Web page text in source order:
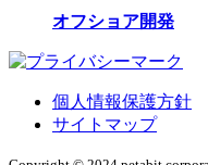
オフショア開発
個人情報保護方針
サイトマップ